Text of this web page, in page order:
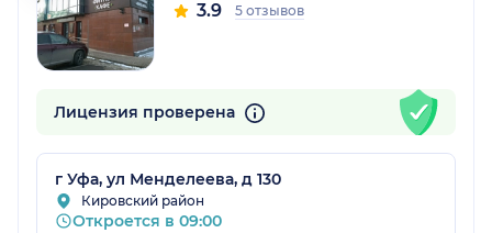
3.9 5 отзывов
Лицензия проверена
г Уфа, ул Менделеева, д 130
Кировский район
Откроется в 09:00